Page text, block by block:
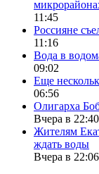
11:45
Россияне
11:16
Вода в
09:02
Еще
06:56
Олигарха
Вчера в 22:40
Жителям
ждать воды
Вчера в 22:06